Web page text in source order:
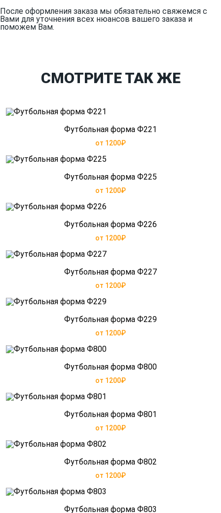
После оформления заказа мы обязательно свяжемся с
Вами для уточнения всех нюансов вашего заказа и
поможем Вам.
СМОТРИТЕ ТАК ЖЕ
Футбольная форма Ф221
от 1200₽
Футбольная форма Ф225
от 1200₽
Футбольная форма Ф226
от 1200₽
Футбольная форма Ф227
от 1200₽
Футбольная форма Ф229
от 1200₽
Футбольная форма Ф800
от 1200₽
Футбольная форма Ф801
от 1200₽
Футбольная форма Ф802
от 1200₽
Футбольная форма Ф803